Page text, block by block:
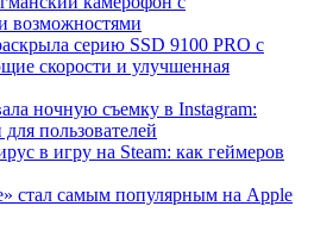
возможностями
серию SSD 9100 PRO с
скорости и улучшенная
ночную съемку в Instagram:
пользователей
в игру на Steam: как геймеров
стал самым популярным на Apple